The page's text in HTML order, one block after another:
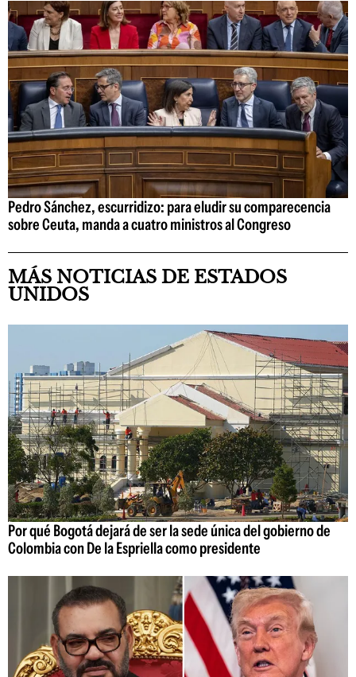
Pedro Sánchez, escurridizo: para eludir su comparecencia
sobre Ceuta, manda a cuatro ministros al Congreso
MÁS NOTICIAS DE ESTADOS
UNIDOS
Por qué Bogotá dejará de ser la sede única del gobierno de
Colombia con De la Espriella como presidente